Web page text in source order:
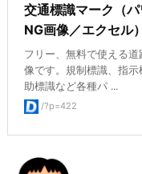
交通標識マーク（
NG画像／エクセル）
フリー、無料で使える
像です。規制標識、指
助標識など各種パ ...
/?p=422